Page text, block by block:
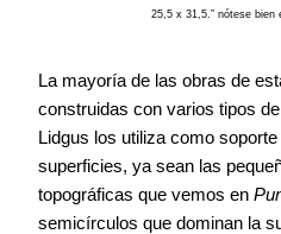
25,5 x 31,5.” nótese bien
La mayoría de las obras de
construidas con varios tipos
Lidgus los utiliza como
superficies, ya sean las
topográficas que vemos en
semicírculos que dominan la